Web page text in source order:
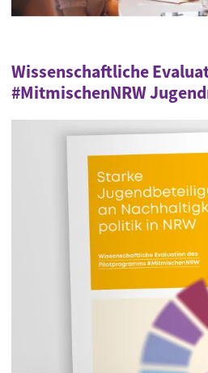
Wissenschaftliche
#MitmischenNRW